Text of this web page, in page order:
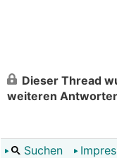
Dieser Thread
weiteren
Suchen